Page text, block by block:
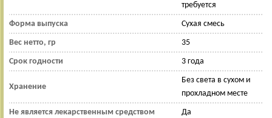
требуется
Форма выпуска Сухая смесь
Вес нетто, гр 35
Срок годности 3 года
Хранение
Без света в сухом и
прохладном месте
Не является лекарственным средством Да